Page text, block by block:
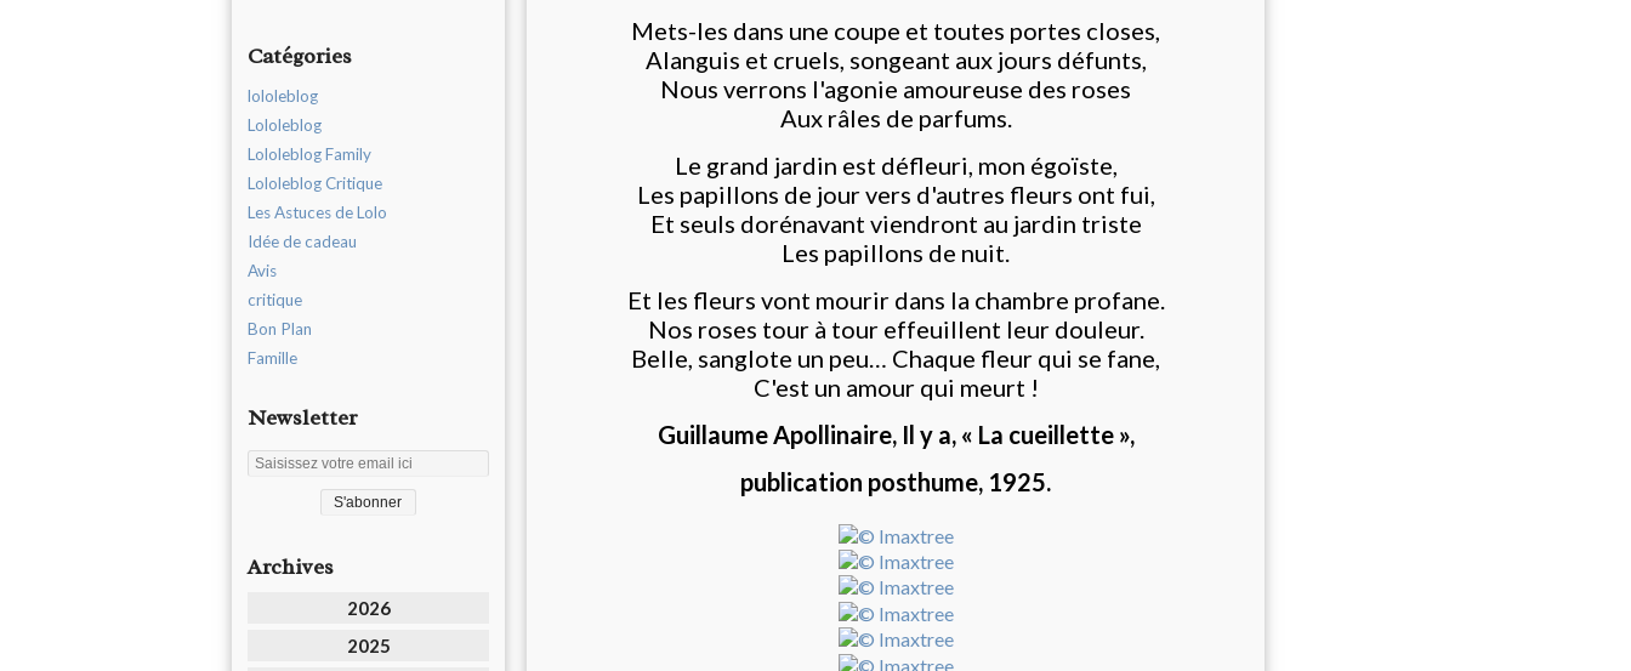
Catégories
lololeblog
Lololeblog
Lololeblog Family
Lololeblog Critique
Les Astuces de Lolo
Idée de cadeau
Avis
critique
Bon Plan
Famille
Newsletter
Archives
2026
2025
Mets-les dans une coupe et toutes portes closes,
Alanguis et cruels, songeant aux jours défunts,
Nous verrons l'agonie amoureuse des roses
Aux râles de parfums.
Le grand jardin est défleuri, mon égoïste,
Les papillons de jour vers d'autres fleurs ont fui,
Et seuls dorénavant viendront au jardin triste
Les papillons de nuit.
Et les fleurs vont mourir dans la chambre profane.
Nos roses tour à tour effeuillent leur douleur.
Belle, sanglote un peu… Chaque fleur qui se fane,
C'est un amour qui meurt !
Guillaume Apollinaire, Il y a, « La cueillette »,
publication posthume, 1925.